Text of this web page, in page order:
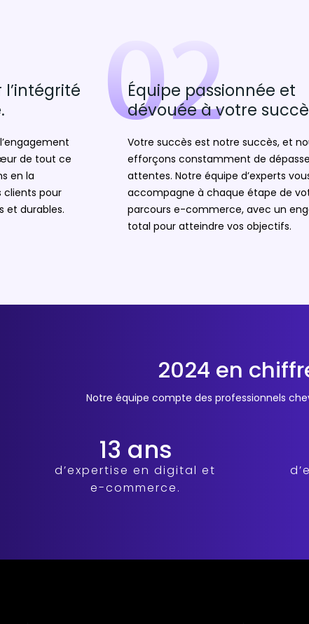
de tout ce
en la
clients pour
et durables.
02
Équipe passionnée et
dévouée à votre
Votre succès est notre succès, et
efforçons constamment de
attentes. Notre équipe d’experts
accompagne à chaque étape de
parcours e-commerce, avec un
total pour atteindre vos objectifs.
2024 en
Notre équipe compte des professionnels
13 ans
d’expertise en digital et
e-commerce.